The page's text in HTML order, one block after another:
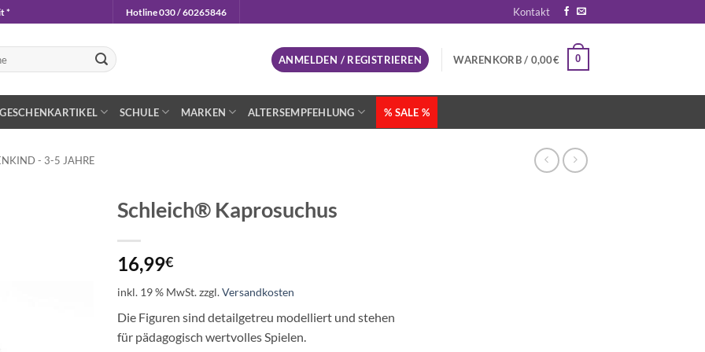
* Hotline 030 / 60265846 Kontakt
ANMELDEN / REGISTRIEREN WARENKORB / 0,00€ 0
GESCHENKARTIKEL SCHULE MARKEN ALTERSEMPFEHLUNG % SALE %
- 3-5 JAHRE
Schleich® Kaprosuchus
16,99€
inkl. 19 % MwSt.zzgl.Versandkosten
Die Figuren sind detailgetreu modelliert und stehen
für pädagogisch wertvolles Spielen.